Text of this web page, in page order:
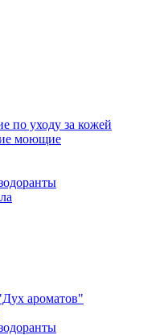
по уходу за кожей
моющие
ароматов"